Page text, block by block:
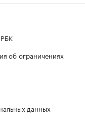
об ограничениях
данных